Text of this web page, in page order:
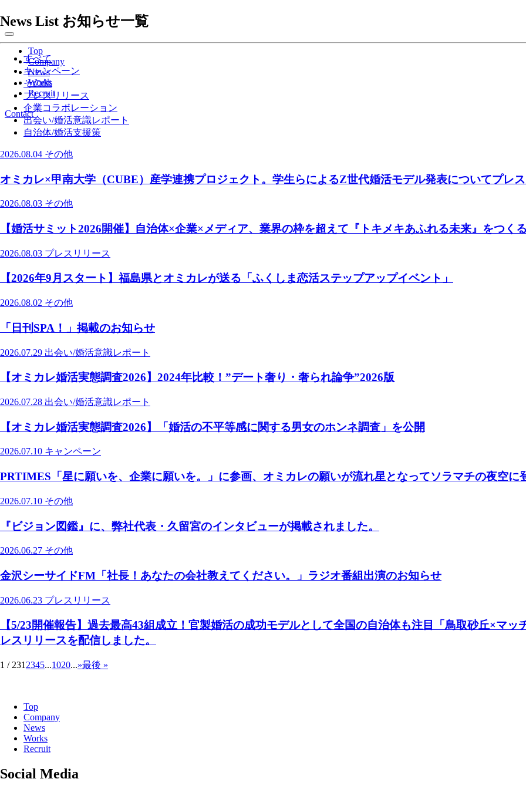
Top
Company
News
Works
Recruit
News List お知らせ一覧
すべて
キャンペーン
その他
プレスリリース
企業コラボレーション
出会い/婚活意識レポート
自治体/婚活支援策
2026.08.04 その他
オミカレ×甲南大学（CUBE）産学連携プロジェクト。学生らによるZ世代婚活モデル発表についてプレ
2026.08.03 その他
【婚活サミット2026開催】自治体×企業×メディア、業界の枠を超えて『トキメキあふれる未来』をつく
2026.08.03 プレスリリース
【2026年9月スタート】福島県とオミカレが送る「ふくしま恋活ステップアップイベント」
2026.08.02 その他
「日刊SPA！」掲載のお知らせ
2026.07.29 出会い/婚活意識レポート
【オミカレ婚活実態調査2026】2024年比較！”デート奢り・奢られ論争”2026版
2026.07.28 出会い/婚活意識レポート
【オミカレ婚活実態調査2026】「婚活の不平等感に関する男女のホンネ調査」を公開
2026.07.10 キャンペーン
PRTIMES「星に願いを、企業に願いを。」に参画、オミカレの願いが流れ星となってソラマチの夜空に
2026.07.10 その他
『ビジョン図鑑』に、弊社代表・久留宮のインタビューが掲載されました。
2026.06.27 その他
金沢シーサイドFM「社長！あなたの会社教えてください。」ラジオ番組出演のお知らせ
2026.06.23 プレスリリース
【5/23開催報告】過去最高43組成立！官製婚活の成功モデルとして全国の自治体も注目「鳥取砂丘×マ
レスリリースを配信しました。
1 / 231 2345...1020...»最後 »
Top
Company
News
Works
Recruit
Social Media
Contact